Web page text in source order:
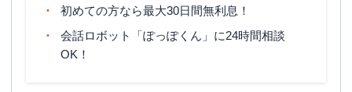
初めての方なら最大30日間無利息！
会話ロボット「ぽっぽくん」に24時間相談
OK！